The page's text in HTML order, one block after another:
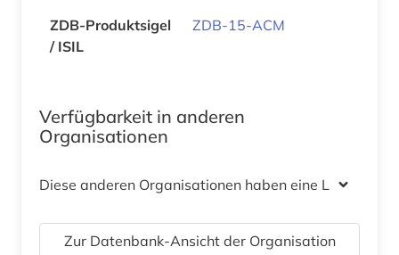
ZDB-Produktsigel
/ ISIL
ZDB-15-ACM
Verfügbarkeit in anderen
Organisationen
Diese anderen Organisationen haben eine Lizenz
Zur Datenbank-Ansicht der Organisation